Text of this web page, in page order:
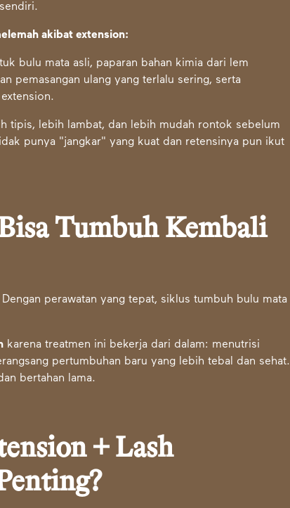
akibat extension:
bulu mata asli, paparan bahan kimia dari lem
pemasangan ulang yang terlalu sering, serta
tipis, lebih lambat, dan lebih mudah rontok sebelum
punya "jangkar" yang kuat dan retensinya pun ikut
Tumbuh Kembali
Dengan perawatan yang tepat, siklus tumbuh bulu mata
karena treatmen ini bekerja dari dalam: menutrisi
pertumbuhan baru yang lebih tebal dan sehat.
bertahan lama.
+ Lash